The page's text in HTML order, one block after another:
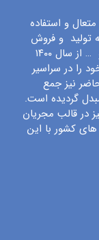
و استفاده
تولید و فروش
انواع عایق حرارتی ، صوتی ، رطوبتی و … از سال ۱۴۰۰
را در سراسیر
نیز جمع
گردیده است.
در قالب مجریان
کشور با این